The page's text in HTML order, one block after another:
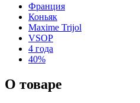
Франция
Коньяк
Maxime Trijol
VSOP
4 года
40%
О товаре